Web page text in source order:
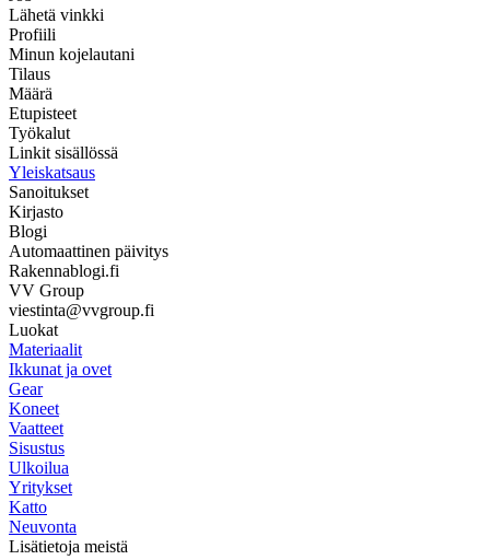
Lähetä vinkki
Profiili
Minun kojelautani
Tilaus
Määrä
Etupisteet
Työkalut
Linkit sisällössä
Yleiskatsaus
Sanoitukset
Kirjasto
Blogi
Automaattinen päivitys
Rakennablogi.fi
VV Group
viestinta@vvgroup.fi
Luokat
Materiaalit
Ikkunat ja ovet
Gear
Koneet
Vaatteet
Sisustus
Ulkoilua
Yritykset
Katto
Neuvonta
Lisätietoja meistä